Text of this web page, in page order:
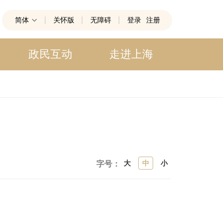
简体 关怀版 无障碍 登录 注册
政民互动 走进上海
字号： 大 中 小